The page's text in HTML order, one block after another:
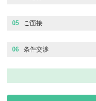
05 ご面接
06 条件交渉